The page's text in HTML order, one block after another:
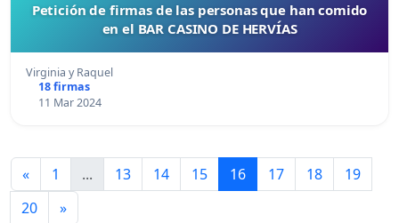
Petición de firmas de las personas que han comido
en el BAR CASINO DE HERVÍAS
Virginia y Raquel
18 firmas
11 Mar 2024
« 1 ... 13 14 15 16 17 18
19
20
»